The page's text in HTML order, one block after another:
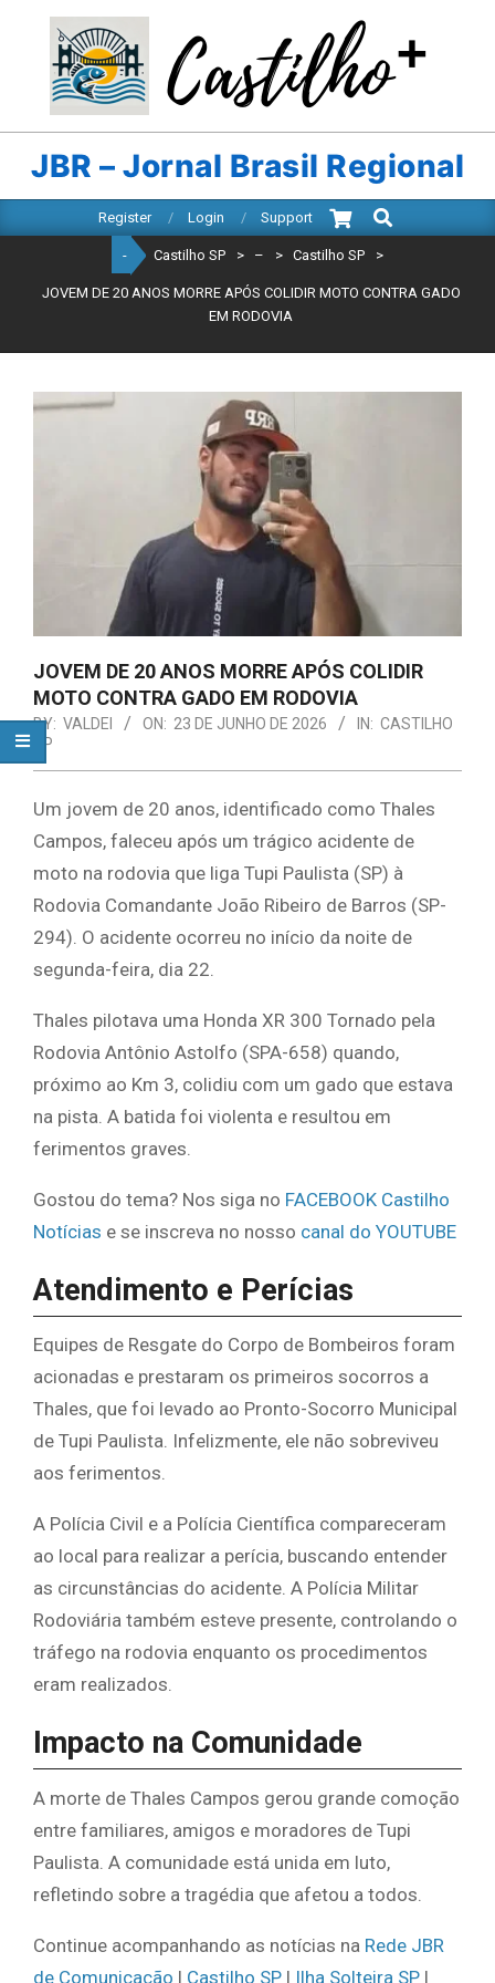
content
CASTILHO
SP
JBR – Jornal Brasil Regional
Navigation
Register Login Support
Search
- Castilho SP > – > Castilho SP >
JOVEM DE 20 ANOS MORRE APÓS COLIDIR MOTO CONTRA GADO
EM RODOVIA
JOVEM DE 20 ANOS MORRE APÓS COLIDIR
MOTO CONTRA GADO EM RODOVIA
BY: VALDEI ON: 23 DE JUNHO DE 2026 IN: CASTILHO
SP
Um jovem de 20 anos, identificado como Thales
Campos, faleceu após um trágico acidente de
moto na rodovia que liga Tupi Paulista (SP) à
Rodovia Comandante João Ribeiro de Barros (SP-
294). O acidente ocorreu no início da noite de
segunda-feira, dia 22.
Thales pilotava uma Honda XR 300 Tornado pela
Rodovia Antônio Astolfo (SPA-658) quando,
próximo ao Km 3, colidiu com um gado que estava
na pista. A batida foi violenta e resultou em
ferimentos graves.
Gostou do tema? Nos siga no FACEBOOK Castilho
Notícias e se inscreva no nosso canal do YOUTUBE
Atendimento e Perícias
Equipes de Resgate do Corpo de Bombeiros foram
acionadas e prestaram os primeiros socorros a
Thales, que foi levado ao Pronto-Socorro Municipal
de Tupi Paulista. Infelizmente, ele não sobreviveu
aos ferimentos.
A Polícia Civil e a Polícia Científica compareceram
ao local para realizar a perícia, buscando entender
as circunstâncias do acidente. A Polícia Militar
Rodoviária também esteve presente, controlando o
tráfego na rodovia enquanto os procedimentos
eram realizados.
Impacto na Comunidade
A morte de Thales Campos gerou grande comoção
entre familiares, amigos e moradores de Tupi
Paulista. A comunidade está unida em luto,
refletindo sobre a tragédia que afetou a todos.
Continue acompanhando as notícias na Rede JBR
de Comunicação | Castilho SP | Ilha Solteira SP |